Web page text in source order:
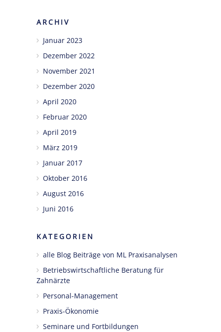
ARCHIV
Januar 2023
Dezember 2022
November 2021
Dezember 2020
April 2020
Februar 2020
April 2019
März 2019
Januar 2017
Oktober 2016
August 2016
Juni 2016
KATEGORIEN
alle Blog Beiträge von ML Praxisanalysen
Betriebswirtschaftliche Beratung für
Zahnärzte
Personal-Management
Praxis-Ökonomie
Seminare und Fortbildungen